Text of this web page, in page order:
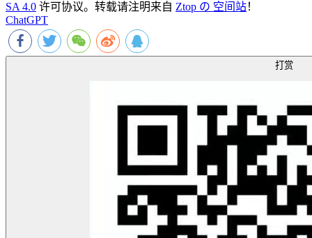
SA 4.0 许可协议。转载请注明来自 Ztop の 空间站！
ChatGPT
打赏